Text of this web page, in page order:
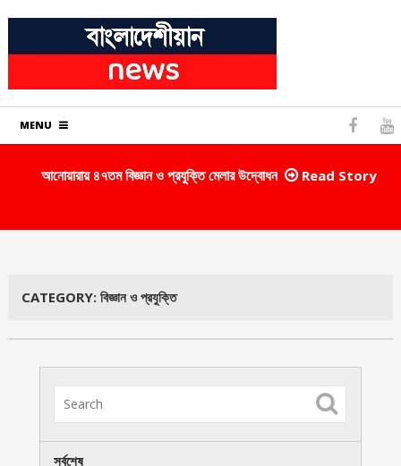
MENU
আনোয়ারায় ৪৭তম বিজ্ঞান ও প্রযুক্তি মেলার উদ্বোধন Read Story
CATEGORY: বিজ্ঞান ও প্রযুক্তি
সর্বশেষ